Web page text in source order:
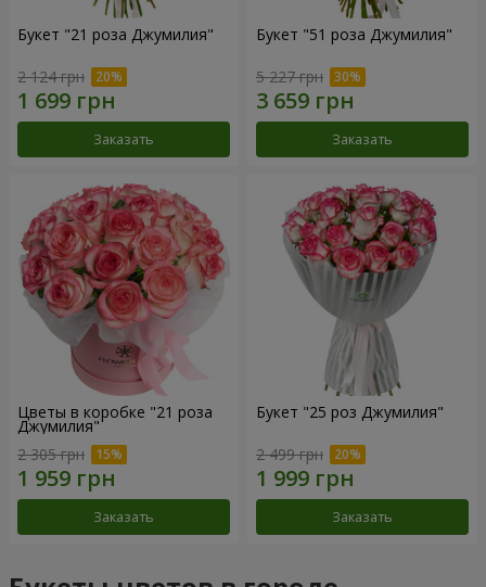
Букет "21 роза Джумилия"
2 124 грн
Заказать
Букет "51 роза Джумилия"
5 227 грн
Заказать
Цветы в коробке "21 роза
Джумилия"
2 305 грн
Заказать
Букет "25 роз Джумилия"
2 499 грн
Заказать